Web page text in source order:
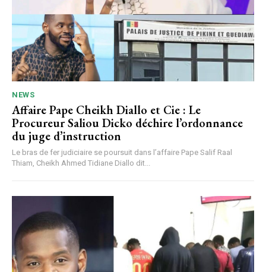
NEWS
Affaire Pape Cheikh Diallo et Cie : Le
Procureur Saliou Dicko déchire l’ordonnance
du juge d’instruction
Le bras de fer judiciaire se poursuit dans l’affaire Pape Salif Raal
Thiam, Cheikh Ahmed Tidiane Diallo dit...